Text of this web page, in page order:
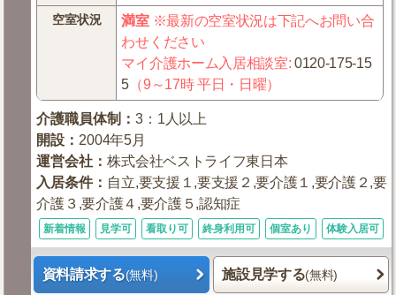
空室状況 満室※最新の空室状況は下記へお問い合
わせください
マイ介護ホーム入居相談室:0120-175-15
5 （9～17時 平日・日曜）
介護職員体制 ：3：1人以上
開設 ： 2004年5月
運営会社 ：株式会社ベストライフ東日本
入居条件： 自立,要支援１,要支援２,要介護１,要介護２,要
介護３,要介護４,要介護５,認知症
新着情報 見学可 看取り可 終身利用可 個室あり 体験入居可
資料請求する(無料) 施設見学する(無料)